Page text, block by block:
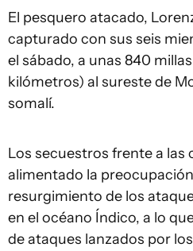
El pesquero atacado,
capturado con sus seis
el sábado, a unas 840
kilómetros) al sureste de
somalí.
Los secuestros frente a las
alimentado la
resurgimiento de los
en el océano Índico, a lo
de ataques lanzados por